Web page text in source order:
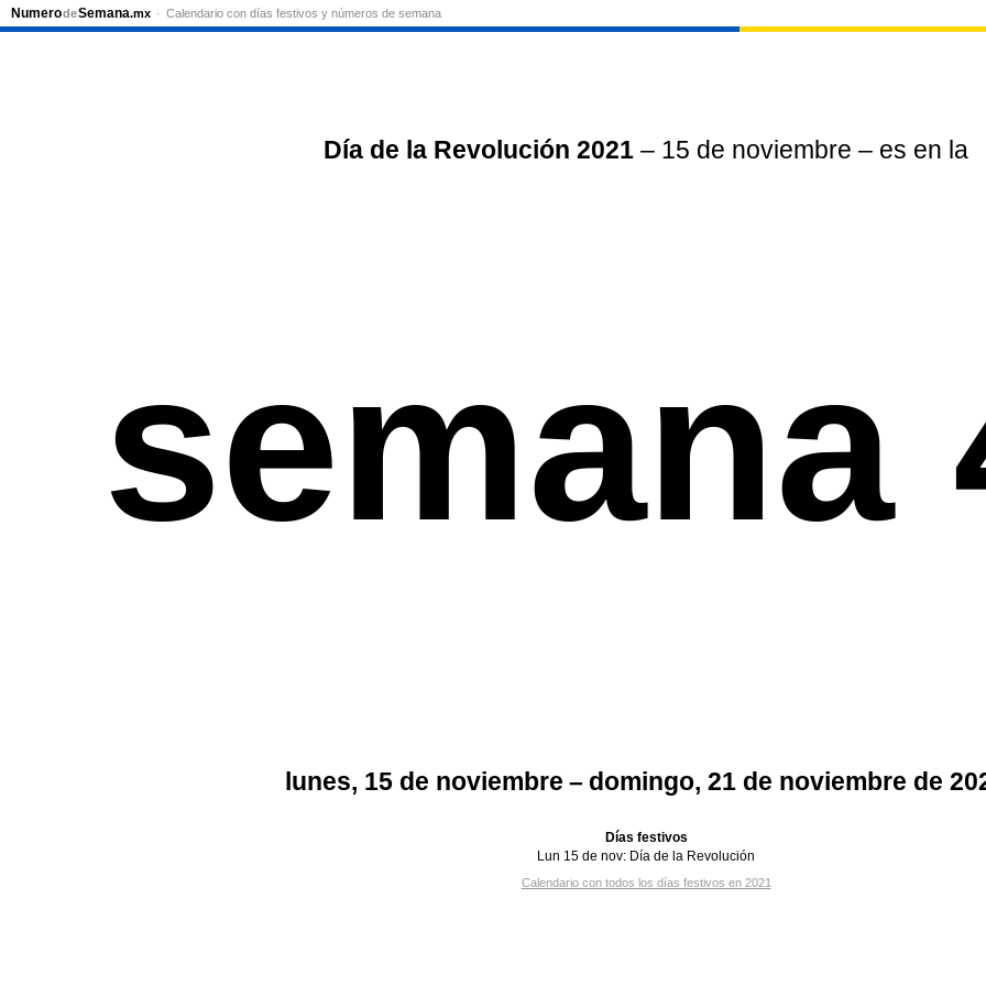
Día de la Revolución 2021 – 15 de noviembre – es en la
semana
lunes, 15 de noviembre – domingo, 21 de noviembre de
Días festivos
Lun 15 de nov: Día de la Revolución
Calendario con todos los días festivos en 2021
NumerodeSemana.mx Calendario con días festivos y números de semana